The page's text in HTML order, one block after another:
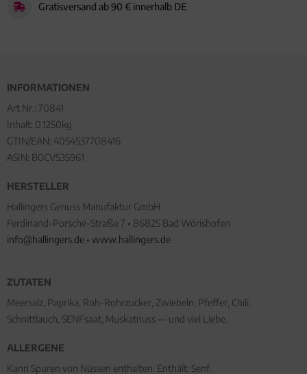
Gratisversand ab 90 € innerhalb DE
INFORMATIONEN
Art.Nr.: 70841
Inhalt: 0.1250kg
GTIN/EAN: 4054537708416
ASIN: B0CVS3S961
HERSTELLER
Hallingers Genuss Manufaktur GmbH
Ferdinand-Porsche-Straße 7 • 86825 Bad Wörishofen
info@hallingers.de • www.hallingers.de
ZUTATEN
Meersalz, Paprika, Roh-Rohrzucker, Zwiebeln, Pfeffer, Chili,
Schnittlauch, SENFsaat, Muskatnuss — und viel Liebe.
ALLERGENE
Kann Spuren von Nüssen enthalten. Enthält: Senf.